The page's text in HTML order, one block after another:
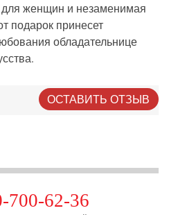
женщин и незаменимая
подарок принесет
обладательнице
ОСТАВИТЬ ОТЗЫВ
700-62-36